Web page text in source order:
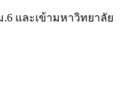
และเข้ามหาวิทยาลัย